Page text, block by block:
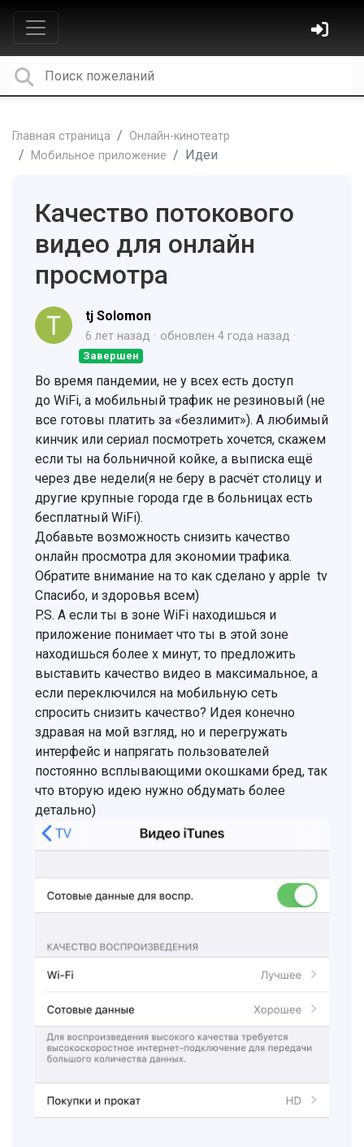
Главная страница
Онлайн-кинотеатр
Мобильное приложение
Идеи
Качество потокового
видео для онлайн
просмотра
tj Solomon
6 лет назад обновлен 4 года назад
Завершен
Во время пандемии, не у всех есть доступ
до WiFi, а мобильный трафик не резиновый (не
все готовы платить за «безлимит»). А любимый
кинчик или сериал посмотреть хочется, скажем
если ты на больничной койке, а выписка ещё
через две недели(я не беру в расчёт столицу и
другие крупные города где в больницах есть
бесплатный WiFi).
Добавьте возможность снизить качество
онлайн просмотра для экономии трафика.
Обратите внимание на то как сделано у apple tv
Спасибо, и здоровья всем)
P.S. А если ты в зоне WiFi находишься и
приложение понимает что ты в этой зоне
находишься более х минут, то предложить
выставить качество видео в максимальное, а
если переключился на мобильную сеть
спросить снизить качество? Идея конечно
здравая на мой взгляд, но и перегружать
интерфейс и напрягать пользователей
постоянно всплывающими окошками бред, так
что вторую идею нужно обдумать более
детально)